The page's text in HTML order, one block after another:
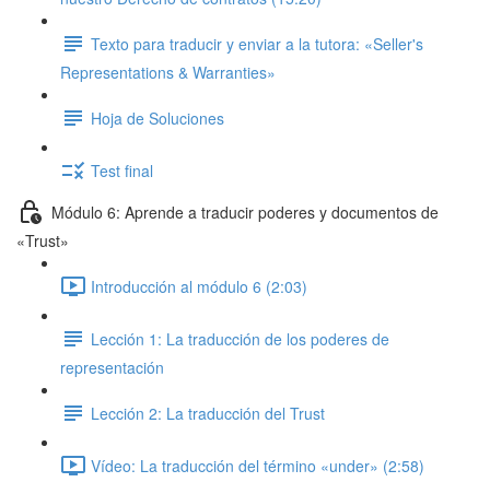
Texto para traducir y enviar a la tutora: «Seller's
Representations & Warranties»
Hoja de Soluciones
Test final
Módulo 6: Aprende a traducir poderes y documentos de
«Trust»
Introducción al módulo 6 (2:03)
Lección 1: La traducción de los poderes de
representación
Lección 2: La traducción del Trust
Vídeo: La traducción del término «under» (2:58)